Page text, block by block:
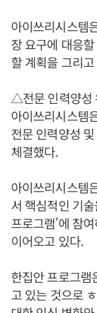
아이쓰리시스템
장 요구에 대응
할 계획을 그리
△전문 인력양성
아이쓰리시스템
전문 인력양성
체결했다.
아이쓰리시스템
서 핵심적인 기
프로그램’에 참
이어오고 있다.
한집안 프로그램
고 있는 것으로